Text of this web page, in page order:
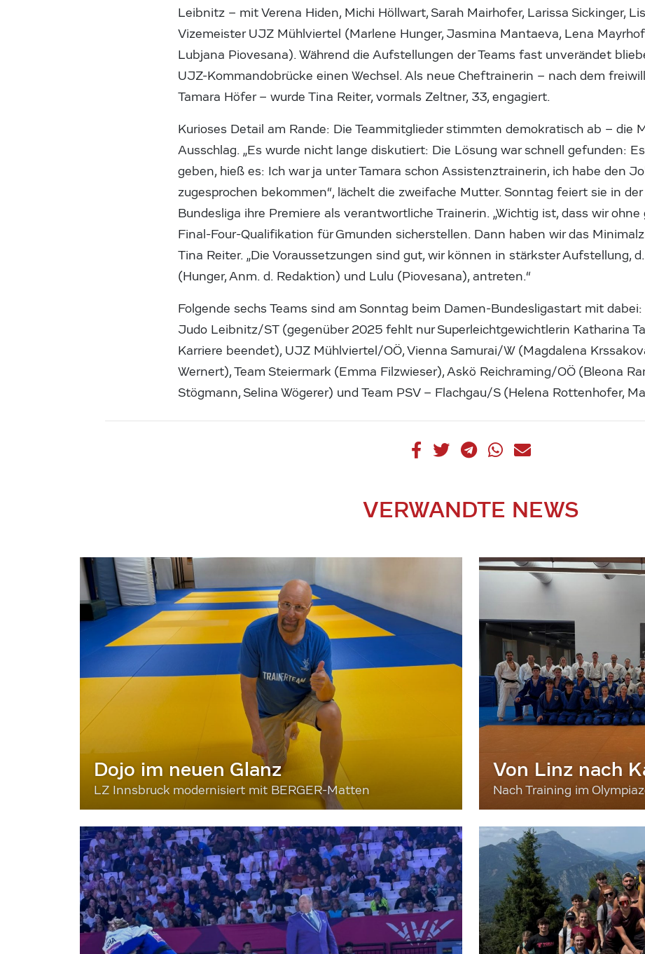
Leibnitz – mit Verena Hiden, Michi Höllwart, Sarah Mairhofer, Larissa Sickinger,
Vizemeister UJZ Mühlviertel (Marlene Hunger, Jasmina Mantaeva, Lena
Lubjana Piovesana). Während die Aufstellungen der Teams fast unverändet
UJZ-Kommandobrücke einen Wechsel. Als neue Cheftrainerin – nach dem
Tamara Höfer – wurde Tina Reiter, vormals Zeltner, 33, engagiert.
Kurioses Detail am Rande: Die Teammitglieder stimmten demokratisch ab – die
Ausschlag. „Es wurde nicht lange diskutiert: Die Lösung war schnell gefunden:
geben, hieß es: Ich war ja unter Tamara schon Assistenztrainerin, ich habe den
zugesprochen bekommen“, lächelt die zweifache Mutter. Sonntag feiert sie in
Bundesliga ihre Premiere als verantwortliche Trainerin. „Wichtig ist, dass wir
Final-Four-Qualifikation für Gmunden sicherstellen. Dann haben wir das
Tina Reiter. „Die Voraussetzungen sind gut, wir können in stärkster Aufstellung,
(Hunger, Anm. d. Redaktion) und Lulu (Piovesana), antreten.“
Folgende sechs Teams sind am Sonntag beim Damen-Bundesligastart mit
Judo Leibnitz/ST (gegenüber 2025 fehlt nur Superleichtgewichtlerin Katharina
Karriere beendet), UJZ Mühlviertel/OÖ, Vienna Samurai/W (Magdalena
Wernert), Team Steiermark (Emma Filzwieser), Askö Reichraming/OÖ (Bleona
Stögmann, Selina Wögerer) und Team PSV – Flachgau/S (Helena Rottenhofer,
VERWANDTE NEWS
Dojo im neuen Glanz
LZ Innsbruck modernisiert mit BERGER-Matten
Von Linz nach
Nach Training im